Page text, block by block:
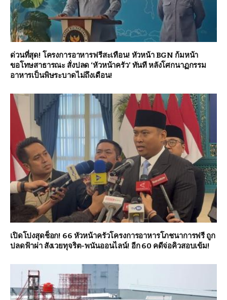
ด่วนที่สุด! โครงการอาหารฟรีสะเทือน! หัวหน้า BGN ก้มหน้า
ขอโทษสาธารณะ สั่งปลด ‘หัวหน้าครัว’ ทันที หลังโศกนาฏกรรม
อาหารเป็นพิษระบาดไม่ถึงเดือน!
เปิดโปงสุดช็อก! 66 หัวหน้าครัวโครงการอาหารโภชนาการฟรี ถูก
ปลดฟ้าผ่า สังเวยทุจริต-พนันออนไลน์! อีก 60 คดีจ่อคิวสอบเข้ม!